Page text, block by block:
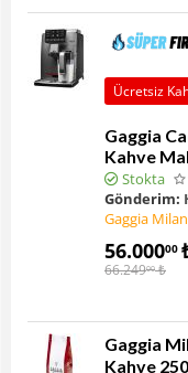
Ücretsiz
Gaggia
Kahve
Stokta
Gönderim:
Gaggia
56.00000
66.24900 ₺
Gaggia
Kahve